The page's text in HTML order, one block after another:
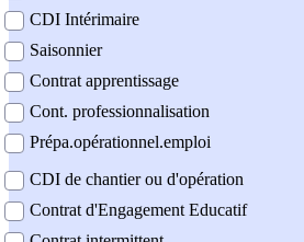
CDI Intérimaire
Saisonnier
Contrat apprentissage
Cont. professionnalisation
Prépa.opérationnel.emploi
CDI de chantier ou d'opération
Contrat d'Engagement Educatif